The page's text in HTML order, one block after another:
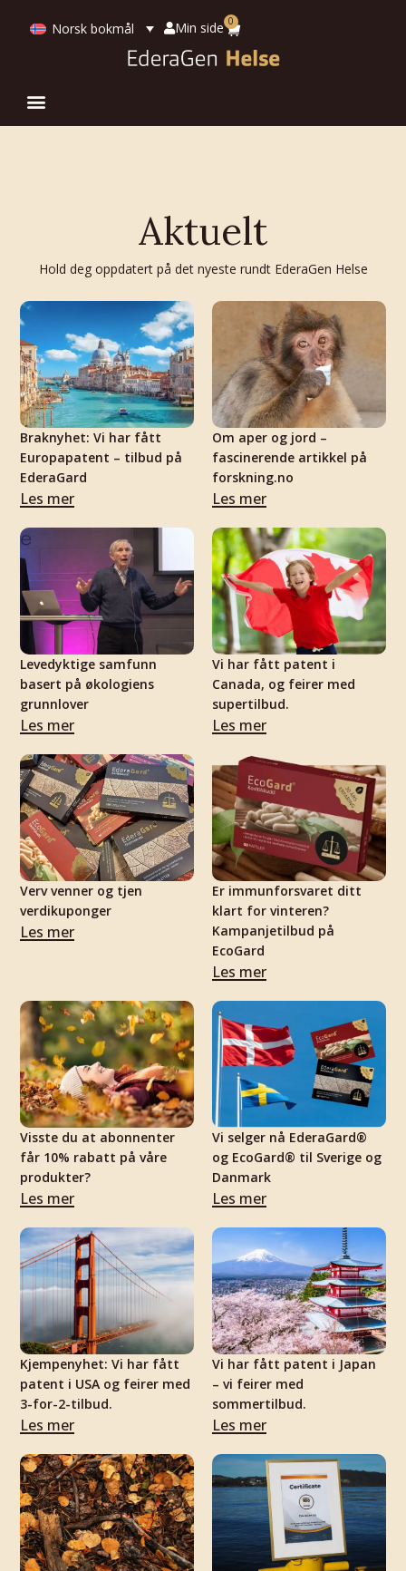
Norsk bokmål Min side 0
Aktuelt
Hold deg oppdatert på det nyeste rundt EderaGen Helse
Braknyhet: Vi har fått
Europapatent – tilbud på
EderaGard
Les mer
Om aper og jord –
fascinerende artikkel på
forskning.no
Les mer
Levedyktige samfunn
basert på økologiens
grunnlover
Les mer
Vi har fått patent i
Canada, og feirer med
supertilbud.
Les mer
Verv venner og tjen
verdikuponger
Les mer
Er immunforsvaret ditt
klart for vinteren?
Kampanjetilbud på
EcoGard
Les mer
Visste du at abonnenter
får 10% rabatt på våre
produkter?
Les mer
Vi selger nå EderaGard®
og EcoGard® til Sverige og
Danmark
Les mer
Kjempenyhet: Vi har fått
patent i USA og feirer med
3-for-2-tilbud.
Les mer
Vi har fått patent i Japan
– vi feirer med
sommertilbud.
Les mer